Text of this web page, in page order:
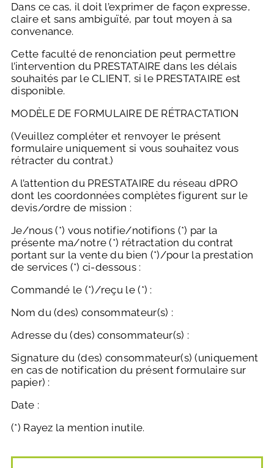
Dans ce cas, il doit l’exprimer de façon expresse,
claire et sans ambiguïté, par tout moyen à sa
convenance.
Cette faculté de renonciation peut permettre
l’intervention du PRESTATAIRE dans les délais
souhaités par le CLIENT, si le PRESTATAIRE est
disponible.
MODÈLE DE FORMULAIRE DE RÉTRACTATION
(Veuillez compléter et renvoyer le présent
formulaire uniquement si vous souhaitez vous
rétracter du contrat.)
A l’attention du PRESTATAIRE du réseau dPRO
dont les coordonnées complètes figurent sur le
devis/ordre de mission :
Je/nous (*) vous notifie/notifions (*) par la
présente ma/notre (*) rétractation du contrat
portant sur la vente du bien (*)/pour la prestation
de services (*) ci-dessous :
Commandé le (*)/reçu le (*) :
Nom du (des) consommateur(s) :
Adresse du (des) consommateur(s) :
Signature du (des) consommateur(s) (uniquement
en cas de notification du présent formulaire sur
papier) :
Date :
(*) Rayez la mention inutile.